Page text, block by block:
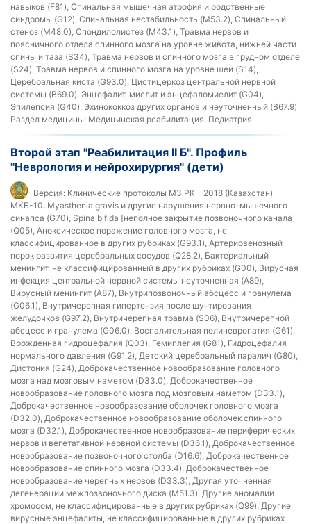
навыков (F81), Спинальная мышечная атрофия и родственные
синдромы (G12), Спинальная нестабильность (M53.2), Спинальный
стеноз (M48.0), Спондилолистез (M43.1), Травма нервов и
поясничного отдела спинного мозга на уровне живота, нижней части
спины и таза (S34), Травма нервов и спинного мозга в грудном отделе
(S24), Травма нервов и спинного мозга на уровне шеи (S14),
Церебральная киста (G93.0), Цистицеркоз центральной нервной
системы (B69.0), Энцефалит, миелит и энцефаломиелит (G04),
Эпилепсия (G40), Эхинококкоз других органов и неуточненный (B67.9)
Раздел медицины: Медицинская реабилитация, Педиатрия
Второй этап "Реабилитация II Б". Профиль
"Неврология и нейрохирургия" (дети)
Версия: Клинические протоколы МЗ РК - 2018 (Казахстан)
МКБ-10: Myasthenia gravis и другие нарушения нервно-мышечного
синапса (G70), Spina bifida [неполное закрытие позвоночного канала]
(Q05), Аноксическое поражение головного мозга, не
классифицированное в других рубриках (G93.1), Артериовенозный
порок развития церебральных сосудов (Q28.2), Бактериальный
менингит, не классифицированный в других рубриках (G00), Вирусная
инфекция центральной нервной системы неуточненная (A89),
Вирусный менингит (A87), Внутрипозвоночный абсцесс и гранулема
(G06.1), Внутричерепная гипертензия после шунтирования
желудочков (G97.2), Внутричерепная травма (S06), Внутричерепной
абсцесс и гранулема (G06.0), Воспалительная полиневропатия (G61),
Врожденная гидроцефалия (Q03), Гемиплегия (G81), Гидроцефалия
нормального давления (G91.2), Детский церебральный паралич (G80),
Дистония (G24), Доброкачественное новообразование головного
мозга над мозговым наметом (D33.0), Доброкачественное
новообразование головного мозга под мозговым наметом (D33.1),
Доброкачественное новообразование оболочек головного мозга
(D32.0), Доброкачественное новообразование оболочек спинного
мозга (D32.1), Доброкачественное новообразование периферических
нервов и вегетативной нервной системы (D36.1), Доброкачественное
новообразование позвоночного столба (D16.6), Доброкачественное
новообразование спинного мозга (D33.4), Доброкачественное
новообразование черепных нервов (D33.3), Другая уточненная
дегенерации межпозвоночного диска (M51.3), Другие аномалии
хромосом, не классифицированные в других рубриках (Q99), Другие
вирусные энцефалиты, не классифицированные в других рубриках